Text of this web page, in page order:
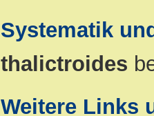
Systematik
thalictroides
Weitere Links